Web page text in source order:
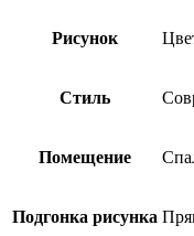
Рисунок
Стиль
Помещение
Подгонка рисунка